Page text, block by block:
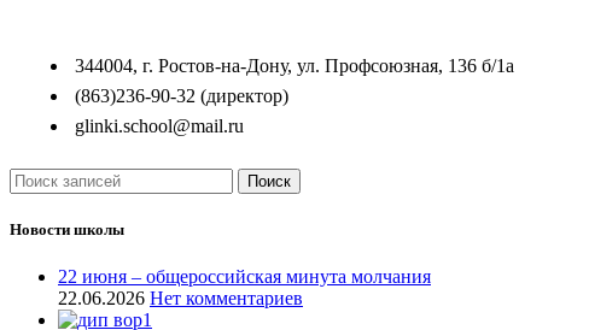
344004, г. Ростов-на-Дону, ул. Профсоюзная, 136 б/1а
(863)236-90-32 (директор)
glinki.school@mail.ru
Поиск
Новости школы
22 июня – общероссийская минута молчания
22.06.2026 Нет комментариев